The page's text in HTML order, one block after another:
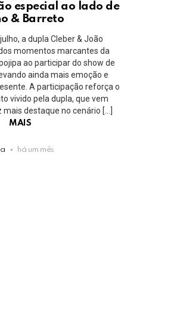
especial ao lado de
& Barreto
a dupla Cleber & João
momentos marcantes da
ao participar do show de
ainda mais emoção e
A participação reforça o
vivido pela dupla, que vem
destaque no cenário […]
MAIS
há um mês